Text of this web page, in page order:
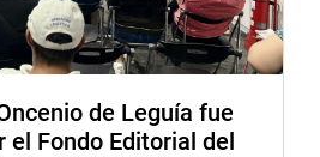
de Leguía fue
el Fondo Editorial del